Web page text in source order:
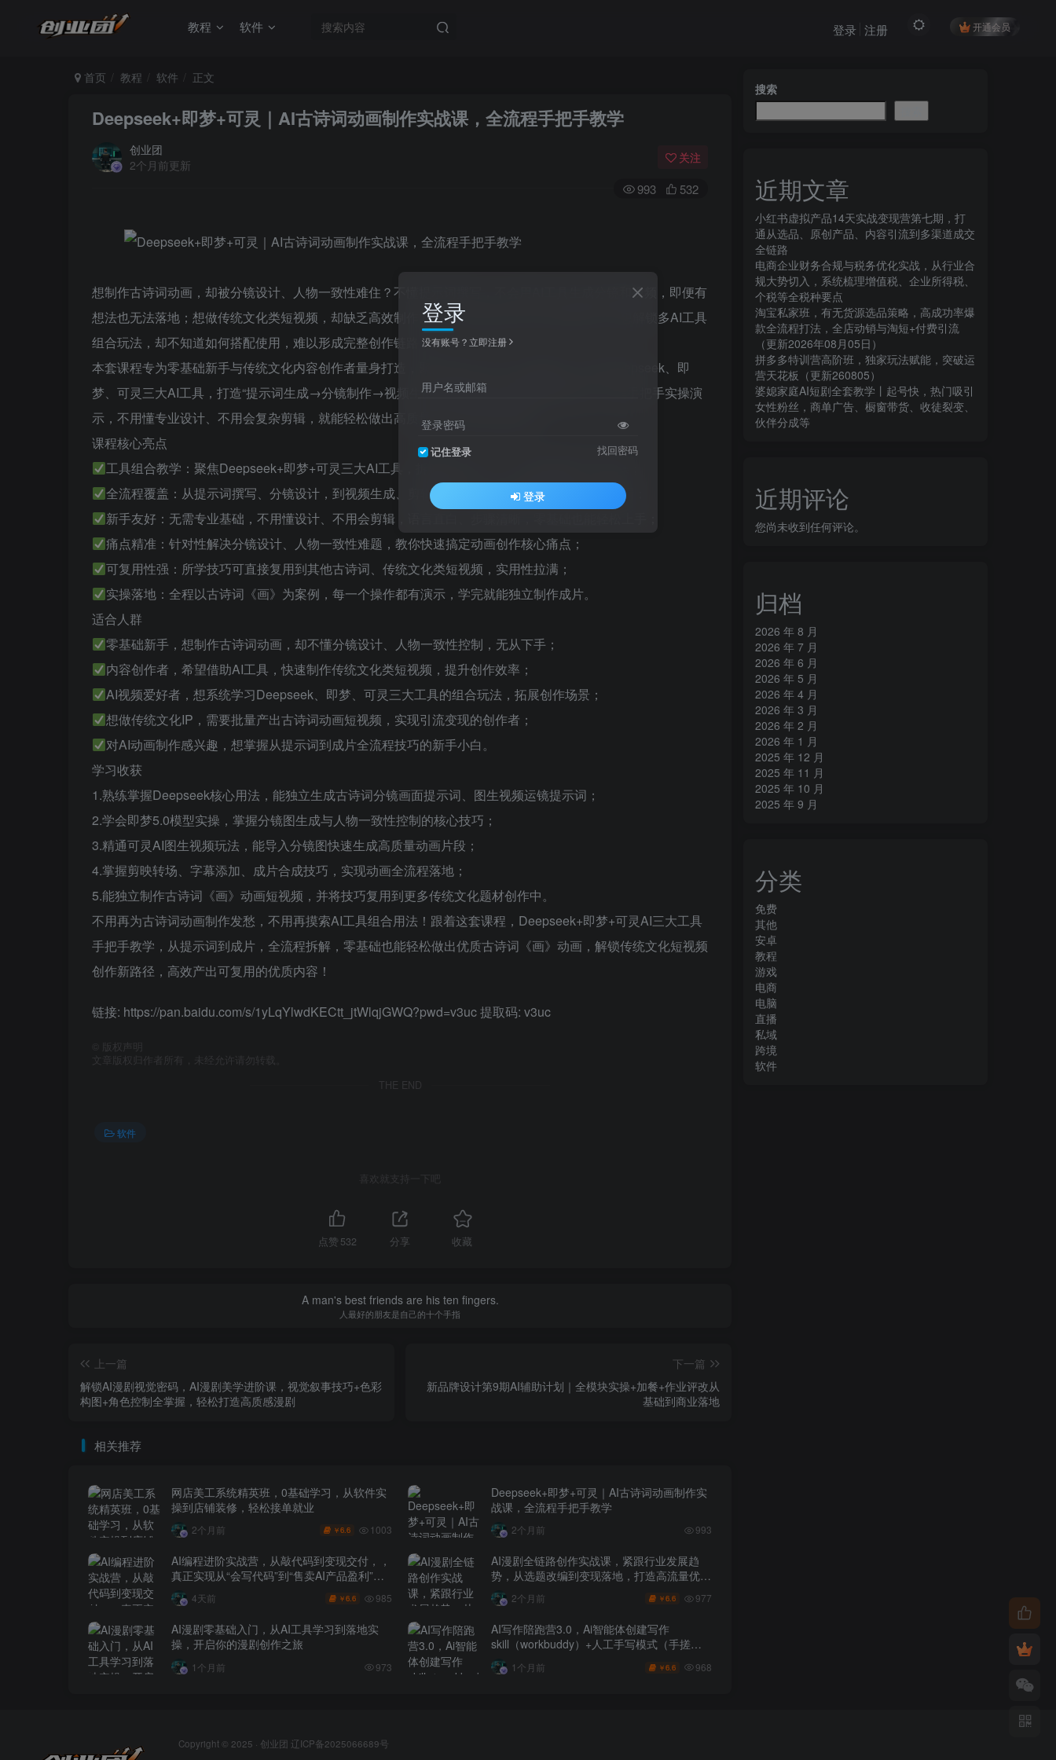
教程 软件 开通会员
登录 注册
首页 教程 软件 正文
Deepseek+即梦+可灵｜AI古诗词动画制作实战课，全流程手把手教学
创业团
2个月前更新
关注
993 532
想制作古诗词动画，却被分镜设计、人物一致性难住？不懂提示词撰写，不会用AI工具生成分镜和视频，即便有
想法也无法落地；想做传统文化类短视频，却缺乏高效制作方法，耗时费力还出不来优质作品？想解锁多AI工具
组合玩法，却不知道如何搭配使用，难以形成完整创作链路？
本套课程专为零基础新手与传统文化内容创作者量身打造，聚焦古诗词《画》动画制作，整合Deepseek、即
梦、可灵三大AI工具，打造“提示词生成→分镜制作→视频生成→剪辑成片”的完整教学链路，全程手把手实操演
示，不用懂专业设计、不用会复杂剪辑，就能轻松做出高质量古诗词动画短视频。
课程核心亮点
工具组合教学：聚焦Deepseek+即梦+可灵三大AI工具，拆解组合玩法，一站式掌握多工具实操；
全流程覆盖：从提示词撰写、分镜设计，到视频生成、剪辑成片，每一步都手把手教学，无遗漏；
新手友好：无需专业基础，不用懂设计、不用会剪辑，语言直白、步骤清晰，零基础也能轻松上手；
痛点精准：针对性解决分镜设计、人物一致性难题，教你快速搞定动画创作核心痛点；
可复用性强：所学技巧可直接复用到其他古诗词、传统文化类短视频，实用性拉满；
实操落地：全程以古诗词《画》为案例，每一个操作都有演示，学完就能独立制作成片。
适合人群
零基础新手，想制作古诗词动画，却不懂分镜设计、人物一致性控制，无从下手；
内容创作者，希望借助AI工具，快速制作传统文化类短视频，提升创作效率；
AI视频爱好者，想系统学习Deepseek、即梦、可灵三大工具的组合玩法，拓展创作场景；
想做传统文化IP，需要批量产出古诗词动画短视频，实现引流变现的创作者；
对AI动画制作感兴趣，想掌握从提示词到成片全流程技巧的新手小白。
学习收获
1.熟练掌握Deepseek核心用法，能独立生成古诗词分镜画面提示词、图生视频运镜提示词；
2.学会即梦5.0模型实操，掌握分镜图生成与人物一致性控制的核心技巧；
3.精通可灵AI图生视频玩法，能导入分镜图快速生成高质量动画片段；
4.掌握剪映转场、字幕添加、成片合成技巧，实现动画全流程落地；
5.能独立制作古诗词《画》动画短视频，并将技巧复用到更多传统文化题材创作中。
不用再为古诗词动画制作发愁，不用再摸索AI工具组合用法！跟着这套课程，Deepseek+即梦+可灵AI三大工具
手把手教学，从提示词到成片，全流程拆解，零基础也能轻松做出优质古诗词《画》动画，解锁传统文化短视频
创作新路径，高效产出可复用的优质内容！
链接: https://pan.baidu.com/s/1yLqYlwdKECtt_jtWlqjGWQ?pwd=v3uc 提取码: v3uc
版权声明
文章版权归作者所有，未经允许请勿转载。
THE END
软件
喜欢就支持一下吧
点赞 532 分享 收藏
A man's best friends are his ten fingers.
人最好的朋友是自己的十个手指
上一篇
解锁AI漫剧视觉密码，AI漫剧美学进阶课，视觉叙事技巧+色彩
构图+角色控制全掌握，轻松打造高质感漫剧
下一篇
新品牌设计第9期AI辅助计划｜全模块实操+加餐+作业评改从
基础到商业落地
相关推荐
网店美工系统精英班，0基础学习，从软件实
操到店铺装修，轻松接单就业
2个月前 ￥6.6 1003
Deepseek+即梦+可灵｜AI古诗词动画制作实
战课，全流程手把手教学
2个月前 993
AI编程进阶实战营，从敲代码到变现交付，，
真正实现从“会写代码”到“售卖AI产品盈利”的
跨越
4天前 ￥6.6 985
AI漫剧全链路创作实战课，紧跟行业发展趋
势，从选题改编到变现落地，打造高流量优质
作品
2个月前 ￥6.6 977
AI漫剧零基础入门，从AI工具学习到落地实
操，开启你的漫剧创作之旅
1个月前 973
AI写作陪跑营3.0，Ai智能体创建写作
skill（workbuddy）+人工手写模式（手搓模
式），去除AI痕迹（头条号、公众号、百家
号） 1个月前 ￥6.6 968
搜索
近期文章
小红书虚拟产品14天实战变现营第七期，打
通从选品、原创产品、内容引流到多渠道成交
全链路
电商企业财务合规与税务优化实战，从行业合
规大势切入，系统梳理增值税、企业所得税、
个税等全税种要点
淘宝私家班，有无货源选品策略，高成功率爆
款全流程打法，全店动销与淘短+付费引流
（更新2026年08月05日）
拼多多特训营高阶班，独家玩法赋能，突破运
营天花板（更新260805）
婆媳家庭AI短剧全套教学丨起号快，热门吸引
女性粉丝，商单广告、橱窗带货、收徒裂变、
伙伴分成等
近期评论
您尚未收到任何评论。
归档
2026 年 8 月
2026 年 7 月
2026 年 6 月
2026 年 5 月
2026 年 4 月
2026 年 3 月
2026 年 2 月
2026 年 1 月
2025 年 12 月
2025 年 11 月
2025 年 10 月
2025 年 9 月
分类
免费
其他
安卓
教程
游戏
电商
电脑
直播
私域
跨境
软件
Copyright © 2025 · 创业团 辽ICP备2025066689号
登录
没有账号？立即注册
用户名或邮箱
登录密码
记住登录 找回密码
登录